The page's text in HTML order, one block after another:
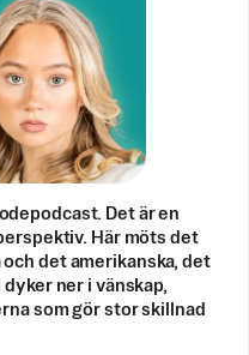
Det är en
Här möts det
det amerikanska, det
ner i vänskap,
som gör stor skillnad